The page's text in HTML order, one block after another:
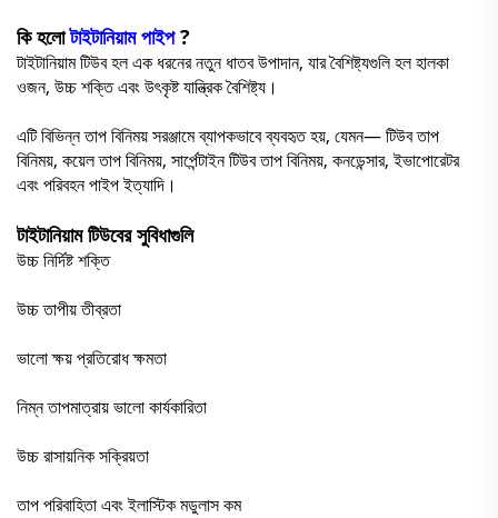
কি হলোটাইটানিয়াম পাইপ?
টাইটানিয়াম টিউব হল এক ধরনের নতুন ধাতব উপাদান, যার বৈশিষ্ট্যগুলি হল হালকা
ওজন, উচ্চ শক্তি এবং উৎকৃষ্ট যান্ত্রিক বৈশিষ্ট্য।
এটি বিভিন্ন তাপ বিনিময় সরঞ্জামে ব্যাপকভাবে ব্যবহৃত হয়, যেমন— টিউব তাপ
বিনিময়, কয়েল তাপ বিনিময়, সার্পেন্টাইন টিউব তাপ বিনিময়, কনডেন্সার, ইভাপোরেটর
এবং পরিবহন পাইপ ইত্যাদি।
টাইটানিয়াম টিউবের সুবিধাগুলি
উচ্চ নির্দিষ্ট শক্তি
উচ্চ তাপীয় তীব্রতা
ভালো ক্ষয় প্রতিরোধ ক্ষমতা
নিম্ন তাপমাত্রায় ভালো কার্যকারিতা
উচ্চ রাসায়নিক সক্রিয়তা
তাপ পরিবাহিতা এবং ইলাস্টিক মডুলাস কম